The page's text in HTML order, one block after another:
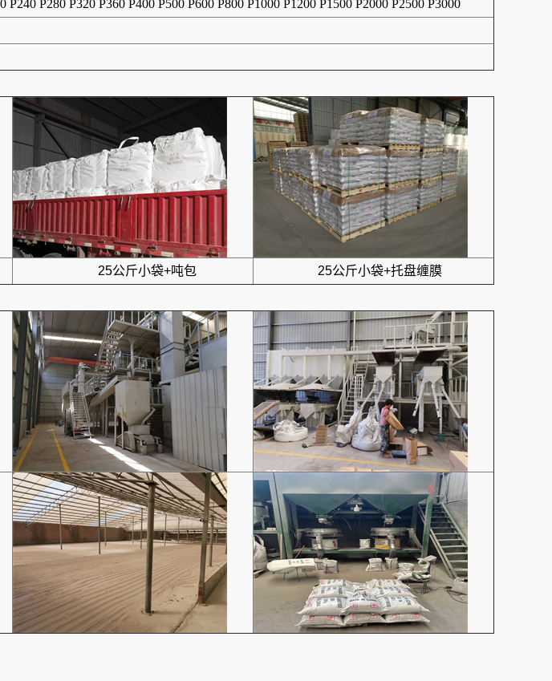
P280 P320 P360 P400 P500 P600 P800 P1000 P1200 P1500 P2000 P2500 P3000
25公斤小袋+吨包
25公斤小袋+托盘缠膜